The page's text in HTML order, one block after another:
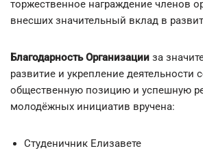
торжественное награждение членов
внесших значительный вклад в
Благодарность Организации за
развитие и укрепление деятельности
общественную позицию и успешную
молодёжных инициатив вручена:
Студеничник Елизавете